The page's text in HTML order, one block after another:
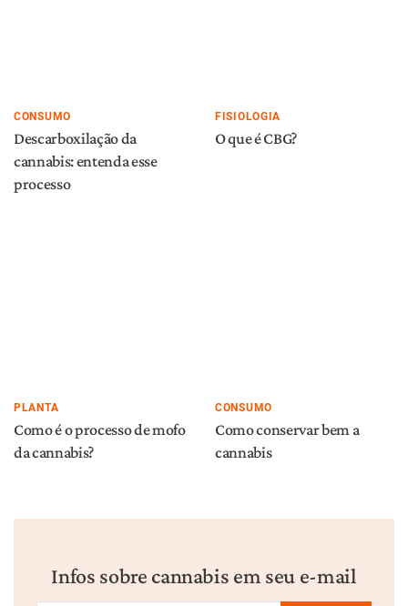
CONSUMO
Descarboxilação da
cannabis: entenda esse
processo
FISIOLOGIA
O que é CBG?
PLANTA
Como é o processo de mofo
da cannabis?
CONSUMO
Como conservar bem a
cannabis
Infos sobre cannabis em seu e-mail